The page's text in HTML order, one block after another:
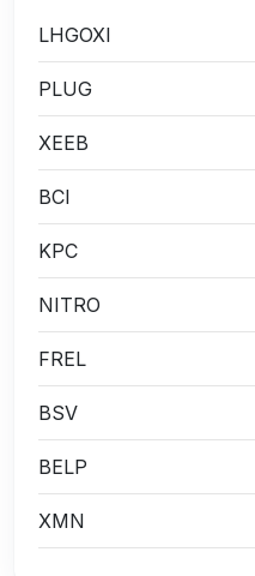
LHGOXI
PLUG
XEEB
BCI
KPC
NITRO
FREL
BSV
BELP
XMN